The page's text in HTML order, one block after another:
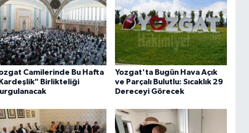
Camilerinde Bu Hafta
Birlikteliği
Yozgat'ta Bugün Hava Açık
ve Parçalı Bulutlu: Sıcaklık 29
Dereceyi Görecek